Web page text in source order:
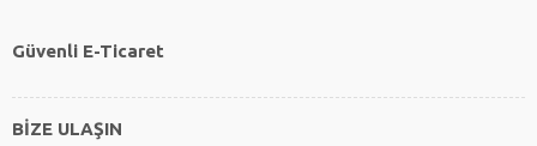
Güvenli E-Ticaret
BİZE ULAŞIN